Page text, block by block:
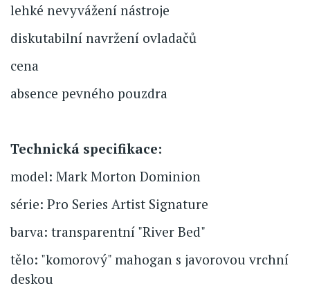
lehké nevyvážení nástroje
diskutabilní navržení ovladačů
cena
absence pevného pouzdra
Technická specifikace:
model: Mark Morton Dominion
série: Pro Series Artist Signature
barva: transparentní "River Bed"
tělo: "komorový" mahogan s javorovou vrchní
deskou